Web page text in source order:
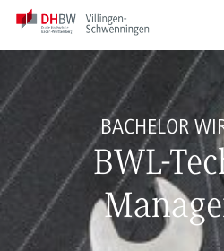
BACHELOR
BWL-